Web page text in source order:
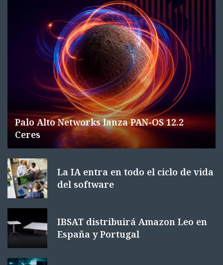
Palo Alto Networks lanza PAN-OS 12.2
Ceres
La IA entra en todo el ciclo de vida
del software
IBSAT distribuirá Amazon Leo en
España y Portugal